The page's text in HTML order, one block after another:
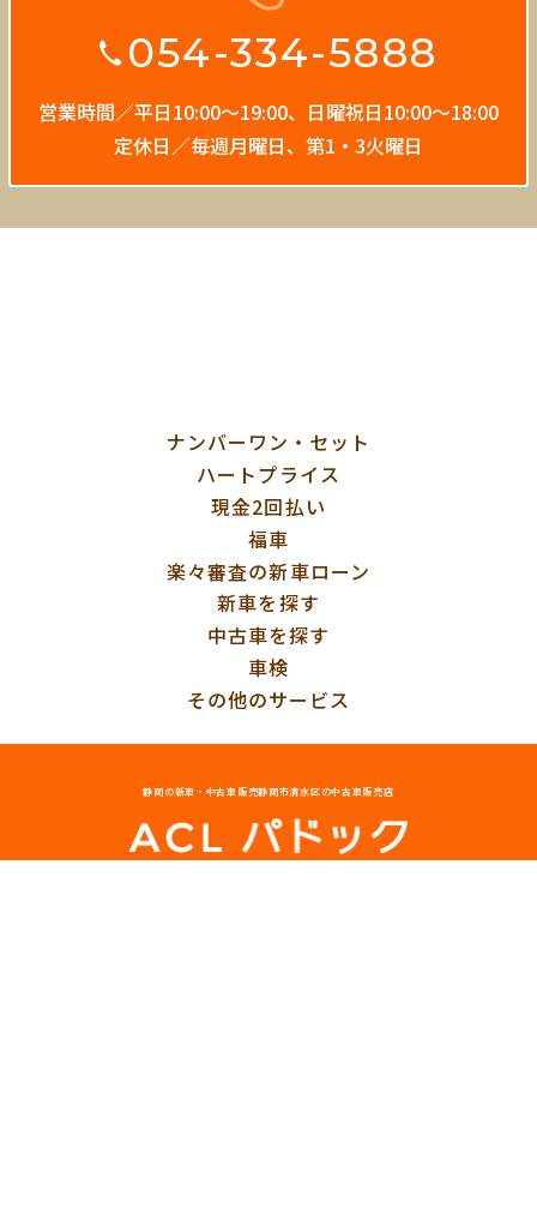
054-334-5888
営業時間／平日10:00〜19:00、 日曜祝日10:00〜18:00
定休日／毎週月曜日、第1・3火曜日
ナンバーワン・セット
ハートプライス
現金2回払い
福車
楽々審査の新車ローン
新車を探す
中古車を探す
車検
その他のサービス
静岡の新車・中古車販売静岡市清水区の中古車販売店